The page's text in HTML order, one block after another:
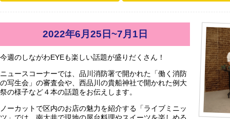
2022年6月25日~7月1日
今週のしながわEYEも楽しい話題が盛りだくさん！
ニュースコーナーでは、品川消防署で開かれた「働く消防
の写生会」の審査会や、西品川の貴船神社で開かれた例大
祭の様子など４本の話題をお伝えします。
ノーカットで区内のお店の魅力を紹介する「ライブミニッ